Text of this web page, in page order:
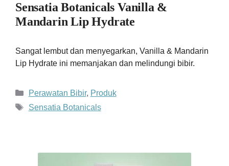
Sensatia Botanicals Vanilla &
Mandarin Lip Hydrate
Sangat lembut dan menyegarkan, Vanilla & Mandarin
Lip Hydrate ini memanjakan dan melindungi bibir.
Kategori
Perawatan Bibir, Produk
Tag
Sensatia Botanicals